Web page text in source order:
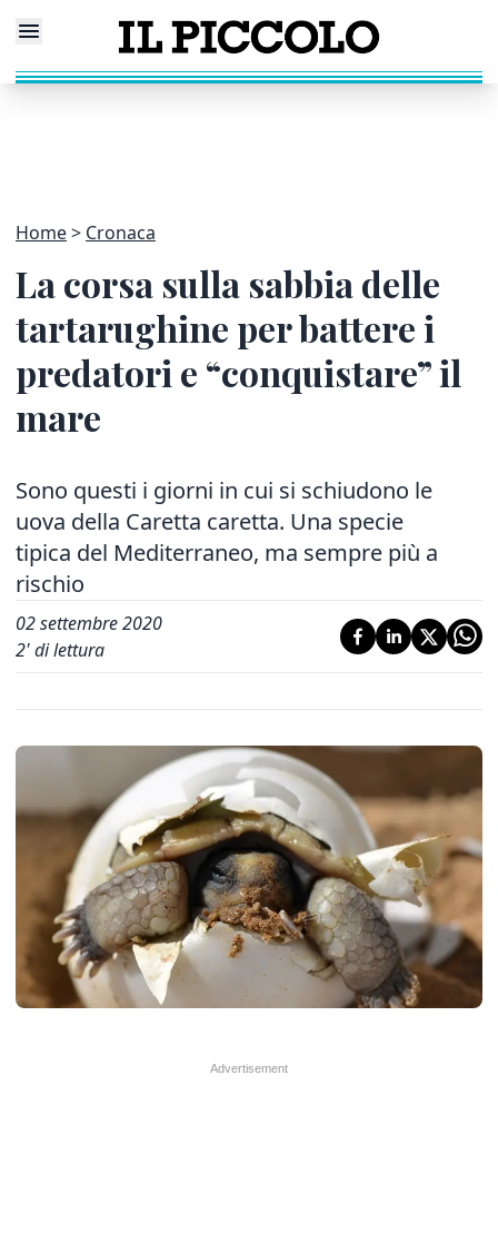
Home Cronaca
La corsa sulla sabbia delle
tartarughine per battere i
predatori e “conquistare” il
mare
Sono questi i giorni in cui si schiudono le
uova della Caretta caretta. Una specie
tipica del Mediterraneo, ma sempre più a
rischio
02 settembre 2020
2' di lettura